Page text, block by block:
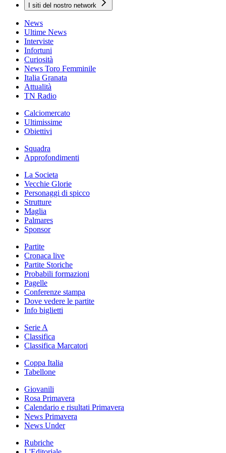
I siti del nostro network
News
Ultime News
Interviste
Infortuni
Curiosità
News Toro Femminile
Italia Granata
Attualità
TN Radio
Calciomercato
Ultimissime
Obiettivi
Squadra
Approfondimenti
La Societa
Vecchie Glorie
Personaggi di spicco
Strutture
Maglia
Palmares
Sponsor
Partite
Cronaca live
Partite Storiche
Probabili formazioni
Pagelle
Conferenze stampa
Dove vedere le partite
Info biglietti
Serie A
Classifica
Classifica Marcatori
Coppa Italia
Tabellone
Giovanili
Rosa Primavera
Calendario e risultati Primavera
News Primavera
News Under
Rubriche